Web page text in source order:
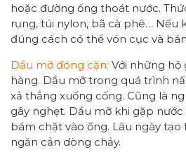
hoặc đường ống thoát nước.
rụng, túi nylon, bã cà phê… Nếu
đúng cách có thể vón cục và
Dầu mỡ đóng cặn: Với những hộ
hàng. Dầu mỡ trong quá trình
xả thẳng xuống cống. Cũng là
gây nghẹt. Dầu mỡ khi gặp
bám chặt vào ống. Lâu ngày
ngăn cản dòng chảy.